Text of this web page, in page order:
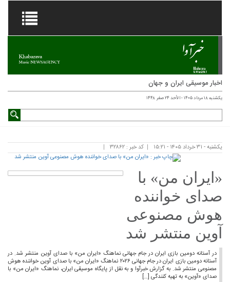
اخبار موسیقی ایران و جهان
یکشنبه ۱۸ مرداد ۱۴۰۵ - الأحد ۲۴ صفر ۱۴۴۸
یکشنبه - ۳۱ خرداد ۱۴۰۵ - ۱۵:۲۱ کد خبر : ۳۲۸۶۲
«ایران من» با
صدای خواننده
هوش مصنوعی
آوین منتشر شد
در آستانه دومین بازی ایران در جام جهانی نماهنگ «ایران من» با صدای آوین منتشر شد. در
آستانه دومین بازی ایران در جام جهانی ۲۰۲۶ نماهنگ «ایران من» با صدای آوین خواننده هوش
مصنوعی منتشر شد. به گزارش خبرآوا و به نقل از پایگاه موسیقی ایران، نماهنگ «ایران من» با
صدای «آوین» به تهیه‌ کنندگی […]